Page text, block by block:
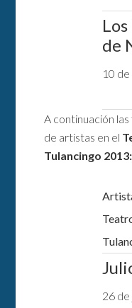
de
10
A continuación
de artistas en el
Tulancingo 2013:
26